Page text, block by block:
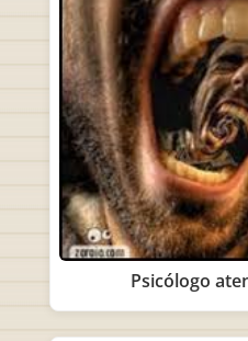
Psicólogo